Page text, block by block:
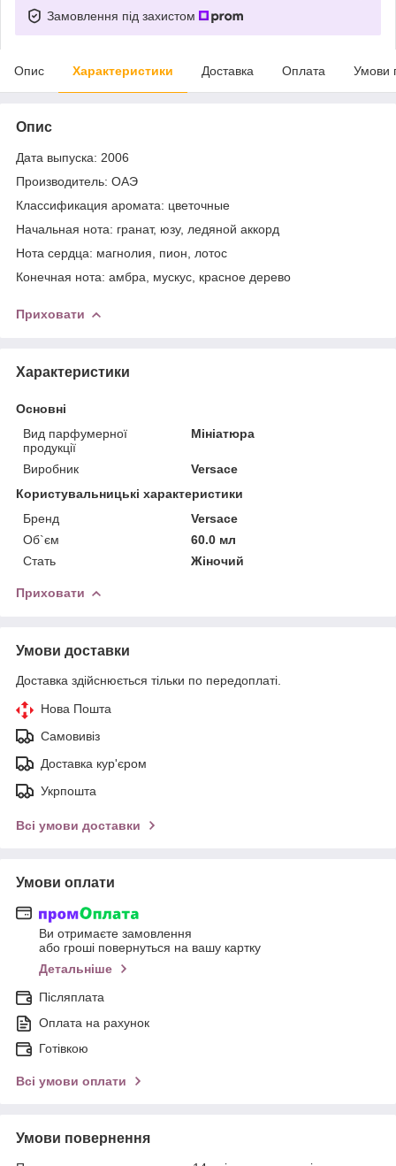
Замовлення під захистом
Опис Характеристики Доставка Оплата Умови
Опис
Дата выпуска: 2006
Производитель: ОАЭ
Классификация аромата: цветочные
Начальная нота: гранат, юзу, ледяной аккорд
Нота сердца: магнолия, пион, лотос
Конечная нота: амбра, мускус, красное дерево
Приховати
Характеристики
Основні
Вид парфумерної
продукції
Мініатюра
Виробник
Versace
Користувальницькі характеристики
Бренд
Versace
Об`єм
60.0 мл
Стать
Жіночий
Приховати
Умови доставки
Доставка здійснюється тільки по передоплаті.
Нова Пошта
Самовивіз
Доставка кур'єром
Укрпошта
Всі умови доставки
Умови оплати
Ви отримаєте замовлення
або гроші повернуться на вашу картку
Детальніше
Післяплата
Оплата на рахунок
Готівкою
Всі умови оплати
Умови повернення